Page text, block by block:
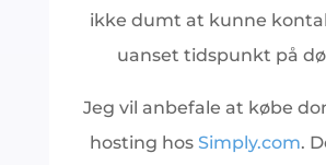
ikke dumt at kunne
uanset tidspunkt på
Jeg vil anbefale at købe
hosting hos Simply.com.